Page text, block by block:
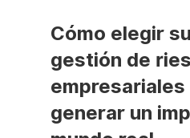
Cómo elegir
gestión de
empresariales
generar un